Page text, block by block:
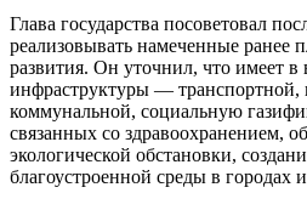
Глава государства посоветовал
реализовывать намеченные ранее
развития. Он уточнил, что имеет
инфраструктуры —
коммунальной, социальную
связанных со здравоохранением,
экологической обстановки,
благоустроенной среды в городах